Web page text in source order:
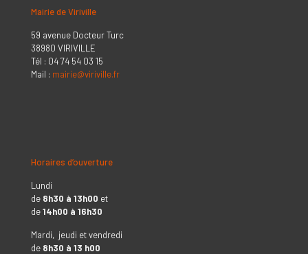
Mairie de Viriville
59 avenue Docteur Turc
38980 VIRIVILLE
Tél : 04 74 54 03 15
Mail : mairie@viriville.fr
Horaires d’ouverture
Lundi
de 8h30 à 13h00 et
de14h00 à 16h30
Mardi, jeudi et vendredi
de 8h30 à 13 h00